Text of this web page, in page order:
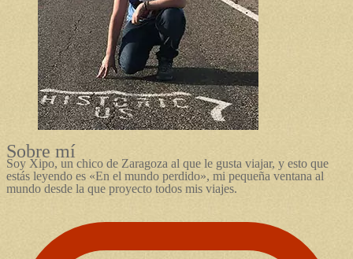
Sobre mí
Soy Xipo, un chico de Zaragoza al que le gusta viajar, y esto que
estás leyendo es «En el mundo perdido», mi pequeña ventana al
mundo desde la que proyecto todos mis viajes.